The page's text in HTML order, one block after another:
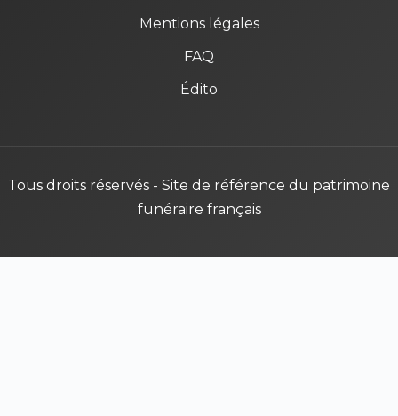
Mentions légales
FAQ
Édito
Tous droits réservés - Site de référence du patrimoine
funéraire français